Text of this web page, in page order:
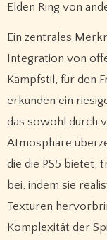
Elden Ring von
Ein zentrales
Integration von
Kampfstil, für den
erkunden ein
das sowohl durch
Atmosphäre
die die PS5 bietet,
bei, indem sie
Texturen
Komplexität der